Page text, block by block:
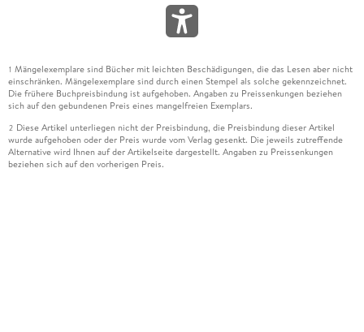
1 Mängelexemplare sind Bücher mit leichten Beschädigungen, die das Lesen aber nicht
einschränken. Mängelexemplare sind durch einen Stempel als solche gekennzeichnet.
Die frühere Buchpreisbindung ist aufgehoben. Angaben zu Preissenkungen beziehen
sich auf den gebundenen Preis eines mangelfreien Exemplars.
2 Diese Artikel unterliegen nicht der Preisbindung, die Preisbindung dieser Artikel
wurde aufgehoben oder der Preis wurde vom Verlag gesenkt. Die jeweils zutreffende
Alternative wird Ihnen auf der Artikelseite dargestellt. Angaben zu Preissenkungen
beziehen sich auf den vorherigen Preis.